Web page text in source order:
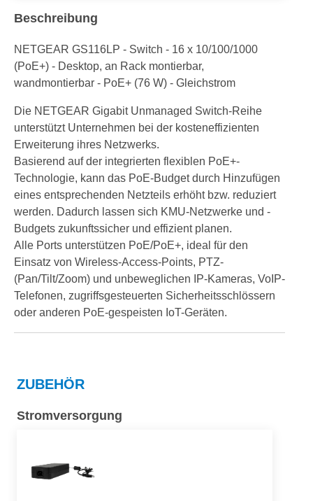
Beschreibung
NETGEAR GS116LP - Switch - 16 x 10/100/1000
(PoE+) - Desktop, an Rack montierbar,
wandmontierbar - PoE+ (76 W) - Gleichstrom
Die NETGEAR Gigabit Unmanaged Switch-Reihe
unterstützt Unternehmen bei der kosteneffizienten
Erweiterung ihres Netzwerks.
Basierend auf der integrierten flexiblen PoE+-
Technologie, kann das PoE-Budget durch Hinzufügen
eines entsprechenden Netzteils erhöht bzw. reduziert
werden. Dadurch lassen sich KMU-Netzwerke und -
Budgets zukunftssicher und effizient planen.
Alle Ports unterstützen PoE/PoE+, ideal für den
Einsatz von Wireless-Access-Points, PTZ-
(Pan/Tilt/Zoom) und unbeweglichen IP-Kameras, VoIP-
Telefonen, zugriffsgesteuerten Sicherheitsschlössern
oder anderen PoE-gespeisten IoT-Geräten.
ZUBEHÖR
Stromversorgung